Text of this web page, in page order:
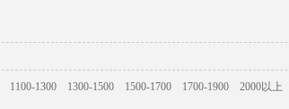
1100-1300 1300-1500 1500-1700 1700-1900
2000以上